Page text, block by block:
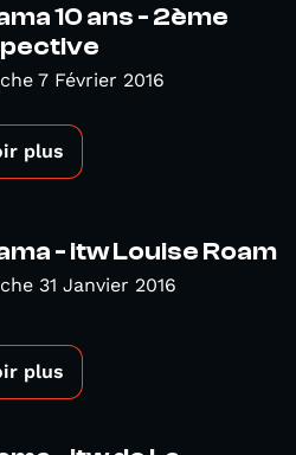
10 ans - 2ème
7 Février 2016
plus
- itw Louise Roam
31 Janvier 2016
plus